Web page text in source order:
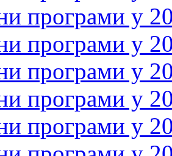
програми у
програми у
програми у
програми у
програми у